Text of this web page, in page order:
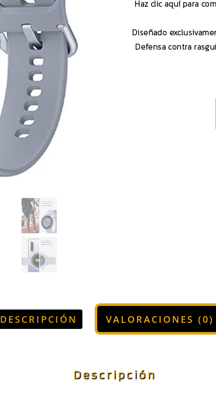
Haz clic aquí para
Diseñado
Defensa contra
DESCRIPCIÓN VALORACIONES (0)
Descripción